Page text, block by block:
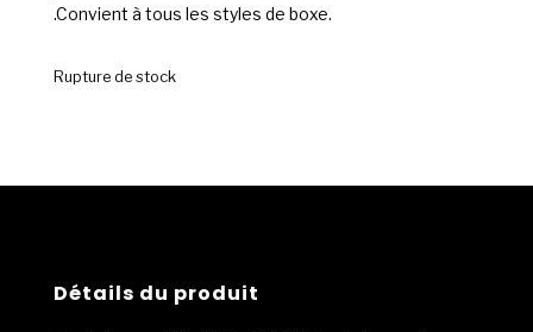
.Convient à tous les styles de boxe.
Rupture de stock
Détails du produit